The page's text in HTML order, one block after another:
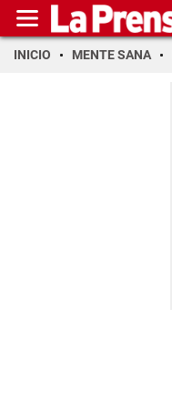
INICIO MENTE SANA